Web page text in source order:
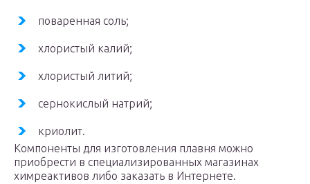
поваренная соль;
хлористый калий;
хлористый литий;
сернокислый натрий;
криолит.
Компоненты для изготовления плавня можно
приобрести в специализированных магазинах
химреактивов либо заказать в Интернете.